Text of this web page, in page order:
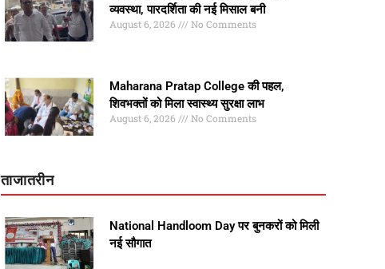
व्यवस्था, पारदर्शिता की नई मिसाल बनी
August 6, 2026 No Comments
Maharana Pratap College की पहल,
शिवभक्तों को मिला स्वास्थ्य सुरक्षा लाभ
August 6, 2026 No Comments
ताजातरीन
National Handloom Day पर बुनकरों को मिली
नई सौगात